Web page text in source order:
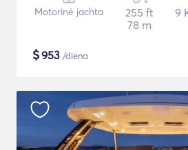
Motorinė jachta
255 ft
78 m
9
$953 /diena